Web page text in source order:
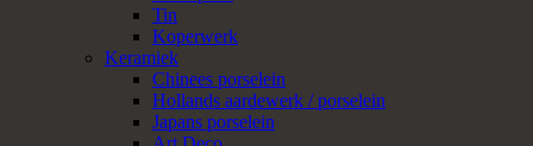
Tin
Koperwerk
Keramiek
Chinees porselein
Hollands aardewerk / porselein
Japans porselein